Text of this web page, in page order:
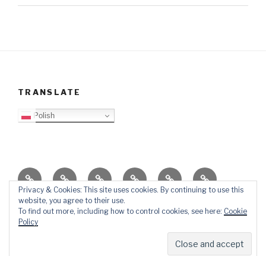
TRANSLATE
Polish
O
blogu
Top
Lista
Ewangelizacja
Father
Daniel
Video
Blog
PB
KontaktŚlady
Privacy & Cookies: This site uses cookies. By continuing to use this
website, you agree to their use.
To find out more, including how to control cookies, see here: Cookie
Policy